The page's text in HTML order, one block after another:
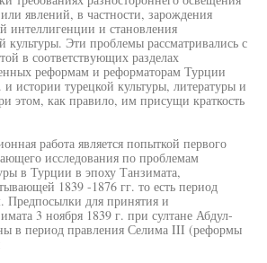
явлений, в частности, зарождения
интеллигенции и становления
культуры. Эти проблемы рассматривались с
в соответствующих разделах
реформам и реформаторам Турции
истории турецкой культуры, литературы и
этом, как правило, им присущи краткость
работа является попыткой первого
исследования по проблемам
в Турции в эпоху Танзимата,
1839 -1876 гг. то есть период
Предпосылки для принятия и
3 ноября 1839 г. при султане Абдул-
в период правления Селима III (реформы